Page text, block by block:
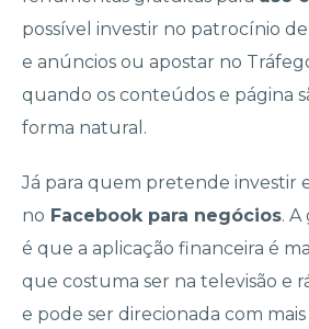
possível investir no patrocínio
e anúncios ou apostar no
quando os conteúdos e página
forma natural.
Já para quem pretende investir
no Facebook para negócios.
é que a aplicação financeira é
que costuma ser na televisão e
e pode ser direcionada com